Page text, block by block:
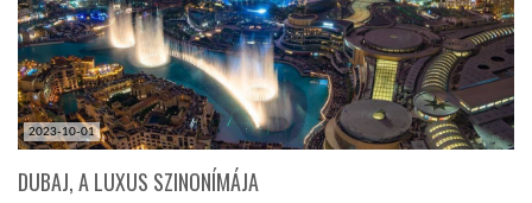
2023-10-01
DUBAJ, A LUXUS SZINONÍMÁJA